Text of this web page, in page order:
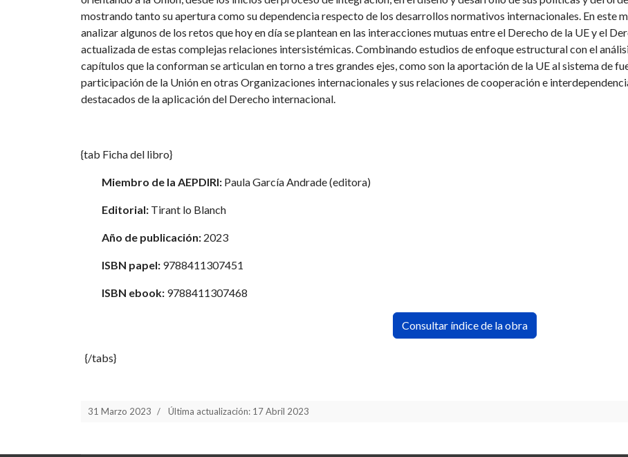
mostrando tanto su apertura como su dependencia respecto de los desarrollos normativos internacionales. En este
analizar algunos de los retos que hoy en día se plantean en las interacciones mutuas entre el Derecho de la UE y el
actualizada de estas complejas relaciones intersistémicas. Combinando estudios de enfoque estructural con el
capítulos que la conforman se articulan en torno a tres grandes ejes, como son la aportación de la UE al sistema de
participación de la Unión en otras Organizaciones internacionales y sus relaciones de cooperación e
destacados de la aplicación del Derecho internacional.
{tab Ficha del libro}
Miembro de la AEPDIRI: Paula García Andrade (editora)
Editorial: Tirant lo Blanch
Año de publicación: 2023
ISBN papel: 9788411307451
ISBN ebook: 9788411307468
Consultar índice de la obra
{/tabs}
31 Marzo 2023 Última actualización: 17 Abril 2023